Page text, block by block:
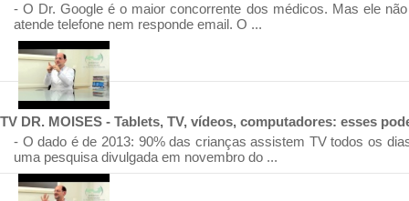
- O Dr. Google é o maior concorrente dos médicos. Mas ele
atende telefone nem responde email. O ...
TV DR. MOISES - Tablets, TV, vídeos, computadores: esses
- O dado é de 2013: 90% das crianças assistem TV todos os
uma pesquisa divulgada em novembro do ...